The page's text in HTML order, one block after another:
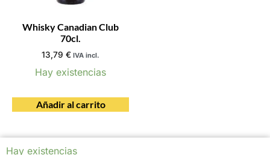
Whisky Canadian Club
70cl.
13,79 € IVA incl.
Hay existencias
Añadir al carrito
Hay existencias